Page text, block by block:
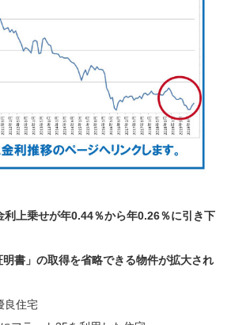
利上乗せが年0.44％から年0.26％に引き下
書」の取得を省略できる物件が拡大され
良住宅